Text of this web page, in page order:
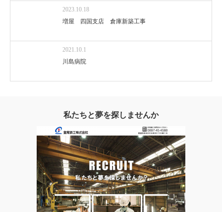
2023.10.18
増屋 四国支店 倉庫新築工事
2021.10.1
川島病院
私たちと夢を探しませんか